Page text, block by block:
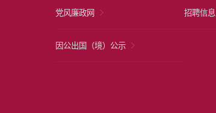
党风廉政网 招聘信息
因公出国（境）公示